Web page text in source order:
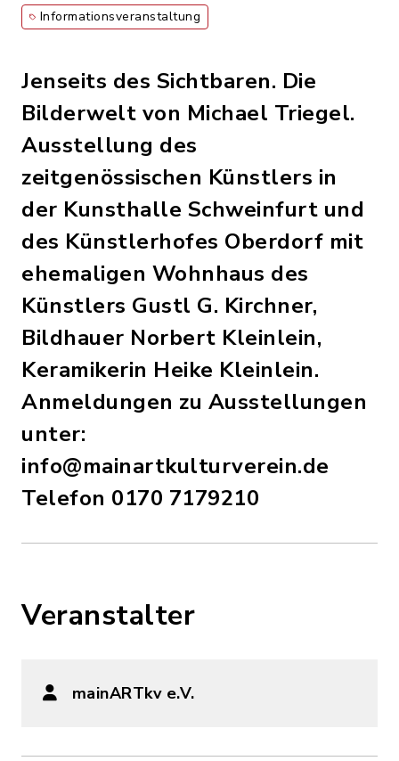
Informationsveranstaltung
Jenseits des Sichtbaren. Die
Bilderwelt von Michael Triegel.
Ausstellung des
zeitgenössischen Künstlers in
der Kunsthalle Schweinfurt und
des Künstlerhofes Oberdorf mit
ehemaligen Wohnhaus des
Künstlers Gustl G. Kirchner,
Bildhauer Norbert Kleinlein,
Keramikerin Heike Kleinlein.
Anmeldungen zu Ausstellungen
unter:
info@mainartkulturverein.de
Telefon 0170 7179210
Veranstalter
mainARTkv e.V.